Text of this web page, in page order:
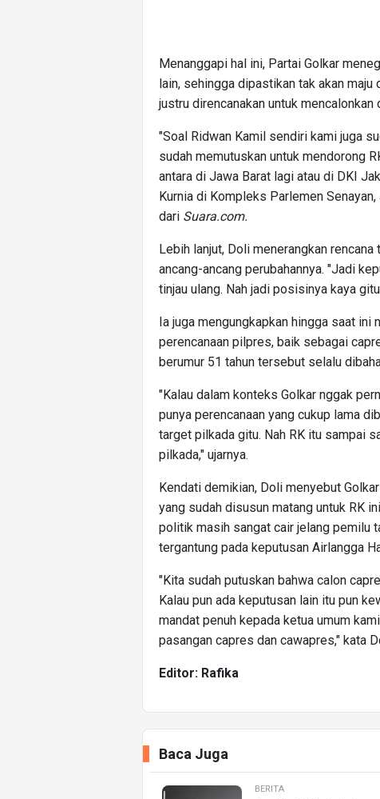
Menanggapi hal ini, Partai Golkar
lain, sehingga dipastikan tak akan
justru direncanakan untuk
"Soal Ridwan Kamil sendiri kami juga
sudah memutuskan untuk mendorong
antara di Jawa Barat lagi atau di DKI
Kurnia di Kompleks Parlemen
dari Suara.com.
Lebih lanjut, Doli menerangkan
ancang-ancang perubahannya. "Jadi
tinjau ulang. Nah jadi posisinya kaya
Ia juga mengungkapkan hingga saat
perencanaan pilpres, baik sebagai
berumur 51 tahun tersebut selalu
"Kalau dalam konteks Golkar nggak
punya perencanaan yang cukup lama
target pilkada gitu. Nah RK itu sampai
pilkada," ujarnya.
Kendati demikian, Doli menyebut
yang sudah disusun matang untuk RK
politik masih sangat cair jelang pemilu
tergantung pada keputusan Airlangga
"Kita sudah putuskan bahwa calon
Kalau pun ada keputusan lain itu pun
mandat penuh kepada ketua umum
pasangan capres dan cawapres," kata
Editor: Rafika
Baca Juga
BERITA